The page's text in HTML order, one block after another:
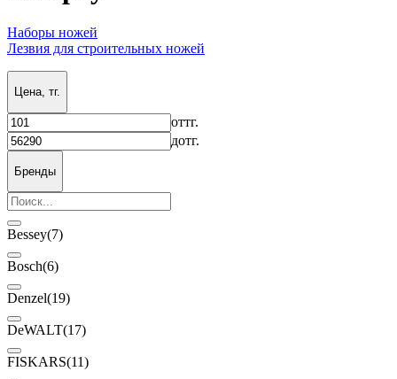
Наборы ножей
Лезвия для строительных ножей
Цена, тг.
оттг.
дотг.
Бренды
Bessey(7)
Bosch(6)
Denzel(19)
DeWALT(17)
FISKARS(11)